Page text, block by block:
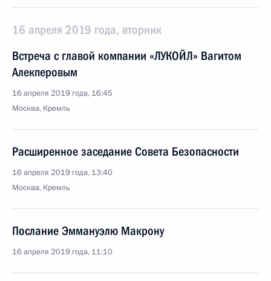
16 апреля 2019 года, вторник
Встреча с главой компании «ЛУКОЙЛ» Вагитом
Алекперовым
16 апреля 2019 года, 16:45
Москва, Кремль
Расширенное заседание Совета Безопасности
16 апреля 2019 года, 13:40
Москва, Кремль
Послание Эммануэлю Макрону
16 апреля 2019 года, 11:10